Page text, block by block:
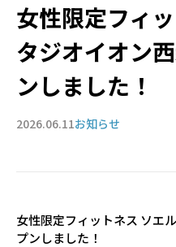
女性限定フィ
タジオイオン
ンしました！
2026.06.11お知らせ
女性限定フィットネス ソエ
プンしました！